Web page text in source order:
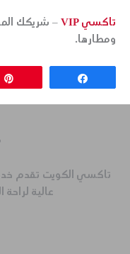
تاكسي VIP
– شريكك
ومطارها.
تاكسي الكويت تقدم
عالية